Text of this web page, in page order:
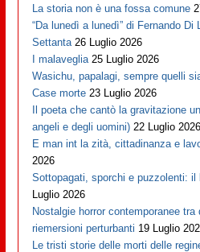
La storia non è una fossa comune
“Da lunedì a lunedì” di Fernando Di
Settanta 26 Luglio 2026
I malaveglia 25 Luglio 2026
Wasichu, papalagi, sempre quelli
Case morte 23 Luglio 2026
Il poeta che cantò la gravitazione
angeli e degli uomini) 22 Luglio 2026
E man int la zità, cittadinanza e
2026
Sottopagati, sporchi e puzzolenti:
Luglio 2026
Nostalgie horror contemporanee
riemersioni perturbanti 19 Luglio
Le tristi storie delle morti delle